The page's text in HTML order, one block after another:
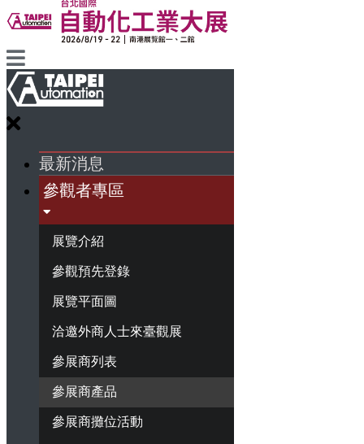
最新消息
參觀者專區
展覽介紹
參觀預先登錄
展覽平面圖
洽邀外商人士來臺觀展
參展商列表
參展商產品
參展商攤位活動